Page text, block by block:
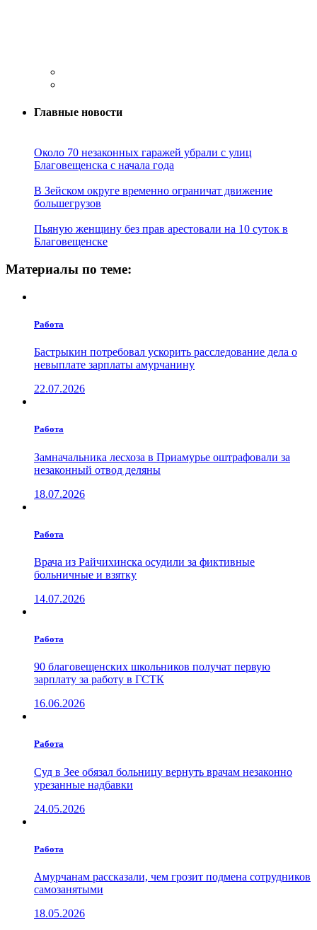
Главные новости
Около 70 незаконных гаражей убрали с улиц
Благовещенска с начала года
В Зейском округе временно ограничат движение
большегрузов
Пьяную женщину без прав арестовали на 10 суток в
Благовещенске
Материалы по теме:
Работа
Бастрыкин потребовал ускорить расследование дела о
невыплате зарплаты амурчанину
22.07.2026
Работа
Замначальника лесхоза в Приамурье оштрафовали за
незаконный отвод деляны
18.07.2026
Работа
Врача из Райчихинска осудили за фиктивные
больничные и взятку
14.07.2026
Работа
90 благовещенских школьников получат первую
зарплату за работу в ГСТК
16.06.2026
Работа
Суд в Зее обязал больницу вернуть врачам незаконно
урезанные надбавки
24.05.2026
Работа
Амурчанам рассказали, чем грозит подмена сотрудников
самозанятыми
18.05.2026